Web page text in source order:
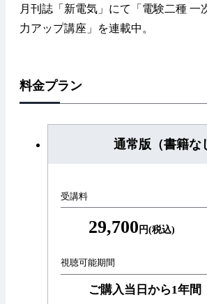
月刊誌「新電気」にて「電験二種 一
力アップ講座」を連載中。
料金プラン
通常版（書籍な
受講料
29,700 円(税込)
視聴可能期間
ご購入当日から1年間